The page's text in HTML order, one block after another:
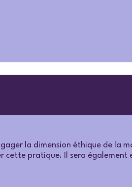
la dimension éthique de la
pratique. Il sera également